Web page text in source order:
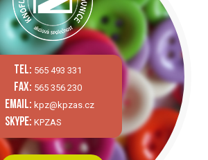
tel: 565 493 331
fax: 565 356 230
email: kpz@kpzas.cz
skype: KPZAS